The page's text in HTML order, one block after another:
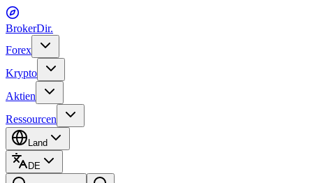
BrokerDir.
Forex
Krypto
Aktien
Ressourcen
Land
DE